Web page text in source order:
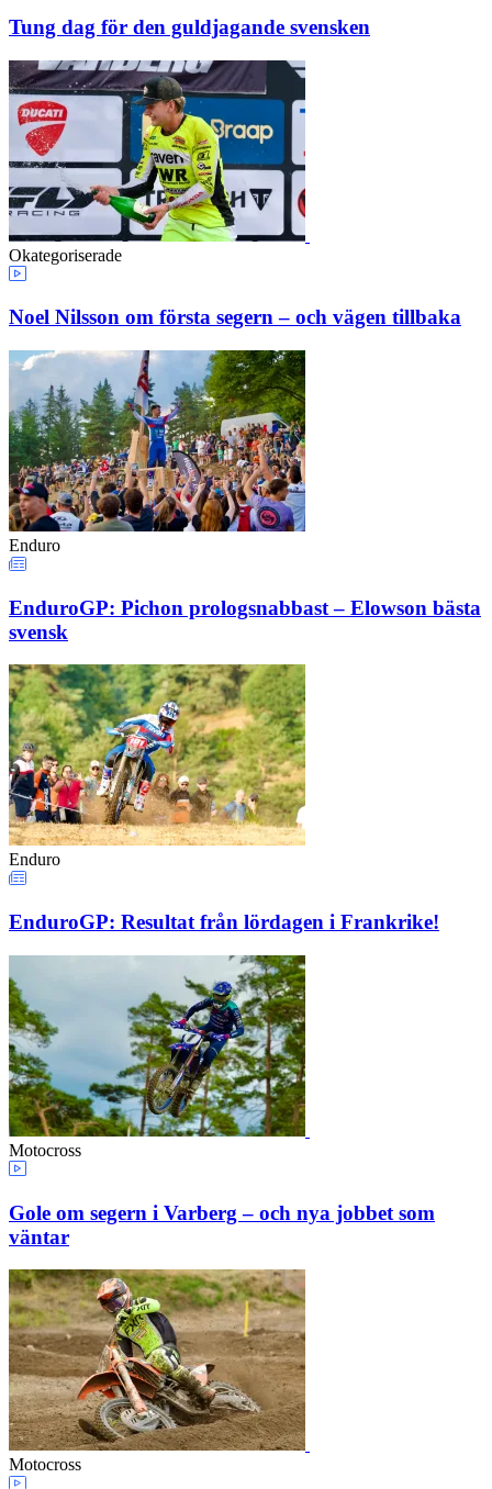
Tung dag för den guldjagande svensken
Okategoriserade
Noel Nilsson om första segern – och vägen tillbaka
Enduro
EnduroGP: Pichon prologsnabbast – Elowson bästa
svensk
Enduro
EnduroGP: Resultat från lördagen i Frankrike!
Motocross
Gole om segern i Varberg – och nya jobbet som
väntar
Motocross